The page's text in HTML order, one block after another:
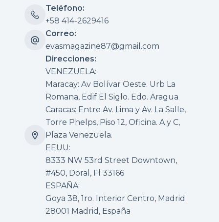
Teléfono:
+58 414-2629416
Correo:
evasmagazine87@gmail.com
Direcciones:
VENEZUELA:
Maracay: Av Bolívar Oeste. Urb La
Romana, Edif El Siglo. Edo. Aragua
Caracas: Entre Av. Lima y Av. La Salle,
Torre Phelps, Piso 12, Oficina. A y C,
Plaza Venezuela.
EEUU:
8333 NW 53rd Street Downtown,
#450, Doral, Fl 33166
ESPAÑA:
Goya 38, 1ro. Interior Centro, Madrid
28001 Madrid, España